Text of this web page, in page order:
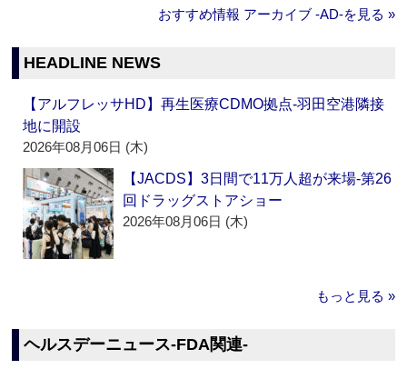
おすすめ情報 アーカイブ ‐AD‐を見る »
HEADLINE NEWS
【アルフレッサHD】再生医療CDMO拠点‐羽田空港隣接
地に開設
2026年08月06日 (木)
【JACDS】3日間で11万人超が来場‐第26
回ドラッグストアショー
2026年08月06日 (木)
もっと見る »
ヘルスデーニュース‐FDA関連‐